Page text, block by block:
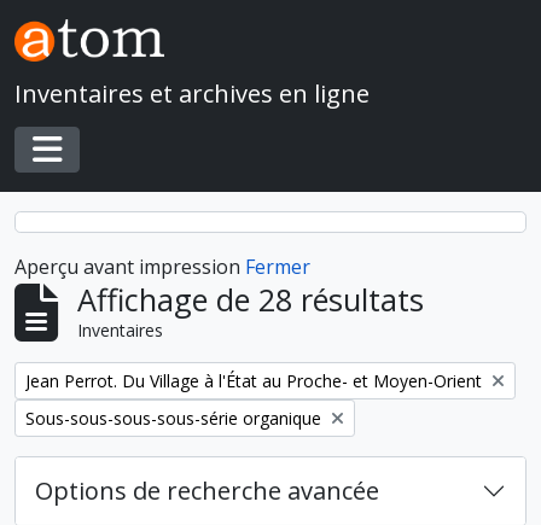
Skip to main content
Inventaires et archives en ligne
Toggle navigation
Aperçu avant impression Fermer
Affichage de 28 résultats
Inventaires
Remove filter:
Jean Perrot. Du Village à l'État au Proche- et Moyen-Orient
Remove filter:
Sous-sous-sous-sous-série organique
Options de recherche avancée